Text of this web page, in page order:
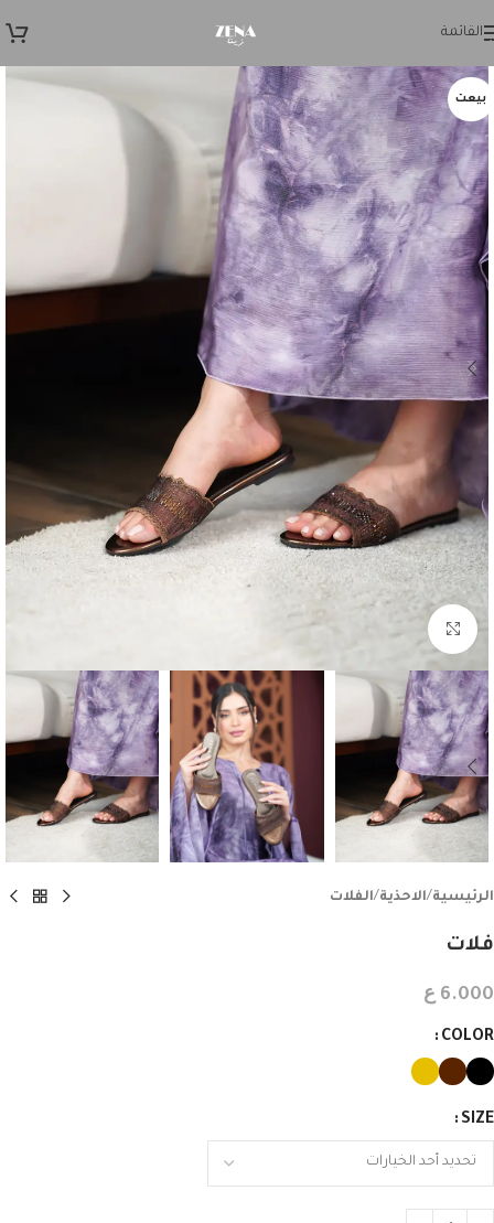
Skip to navigation
القائمة
بيعت
اضغط للتكبير
الرئيسية/الاحذية/الفلات
فلات
6.000 ع
COLOR
SIZE